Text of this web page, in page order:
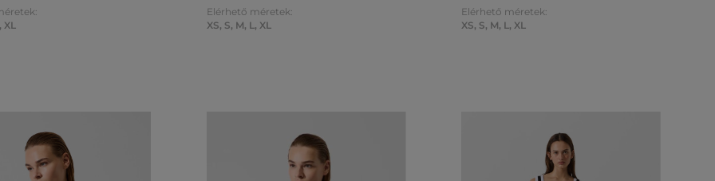
, XL
Elérhető méretek:
XS, S, M, L, XL
Elérhető méretek:
XS, S, M, L, XL